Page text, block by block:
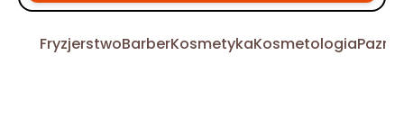
FryzjerstwoBarberKosmetykaKosmetologia